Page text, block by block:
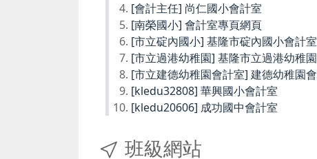
[會計主任] 尚仁國小會計室
[南榮國小] 會計室專頁網頁
[市立碇內國小] 基隆市碇內國小會計室
[市立過港幼稚園] 基隆市立過港幼稚
[市立建德幼稚園會計室] 建德幼稚園
[kledu32808] 華興國小會計室
[kledu20606] 成功國中會計室
班級網站